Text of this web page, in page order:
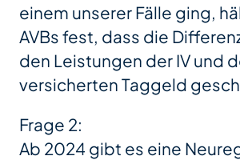
einem unserer Fälle ging,
AVBs fest, dass die
den Leistungen der IV und
versicherten Taggeld
Frage 2:
Ab 2024 gibt es eine